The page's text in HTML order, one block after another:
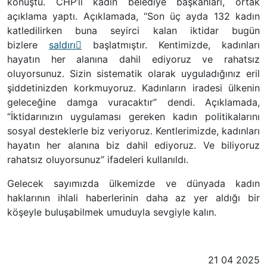
açıklama yaptı. Açıklamada, “Son üç ayda 132 kadın
katledilirken buna seyirci kalan iktidar bugün
bizlere saldırı
başlatmıştır. Kentimizde, kadınları
hayatın her alanına dahil ediyoruz ve rahatsız
oluyorsunuz. Sizin sistematik olarak uyguladığınız eril
şiddetinizden korkmuyoruz. Kadınların iradesi ülkenin
geleceğine damga vuracaktır” dendi. Açıklamada,
“İktidarınızın uygulaması gereken kadın politikalarını
sosyal desteklerle biz veriyoruz. Kentlerimizde, kadınları
hayatın her alanına biz dahil ediyoruz. Ve biliyoruz
rahatsız oluyorsunuz” ifadeleri kullanıldı.
Gelecek sayımızda ülkemizde ve dünyada kadın
haklarının ihlali haberlerinin daha az yer aldığı bir
köşeyle buluşabilmek umuduyla sevgiyle kalın.
21 04 2025